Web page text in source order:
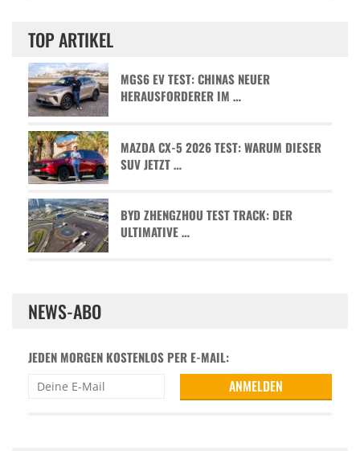
TOP ARTIKEL
MGS6 EV TEST: CHINAS NEUER
HERAUSFORDERER IM …
MAZDA CX-5 2026 TEST: WARUM DIESER
SUV JETZT …
BYD ZHENGZHOU TEST TRACK: DER
ULTIMATIVE …
NEWS-ABO
JEDEN MORGEN KOSTENLOS PER E-MAIL: